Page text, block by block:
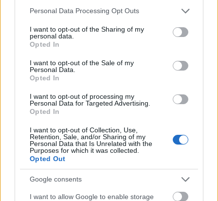
Please note that this website/app uses one or more Google
not limited to your visit or usage behaviour. You may click to
grant or deny consent to Google and its third-party tags to
use your data for below specified purposes in below Google
consent section.
Personal Data Processing Opt Outs
I want to opt-out of the Sharing of my
personal data.
Opted In
I want to opt-out of the Sale of my
Personal Data.
Opted In
I want to opt-out of processing my
Personal Data for Targeted Advertising.
Opted In
I want to opt-out of Collection, Use,
Retention, Sale, and/or Sharing of my
Personal Data that Is Unrelated with the
Purposes for which it was collected.
Opted Out
Google consents
I want to allow Google to enable storage
Επιτροπή και τους Εθνικούς Συντονιστές
μέτρα που έχουν λάβει οι Meta, TikTok και Google
και να απαιτήσουν τη συμμόρφωσή τους με την
περίπτωση μη συμμόρφωσης, ζητούν την επιβολή
κυρώσεων και προστίμων.
Πηγή: ΑΠΕ-ΜΠΕ